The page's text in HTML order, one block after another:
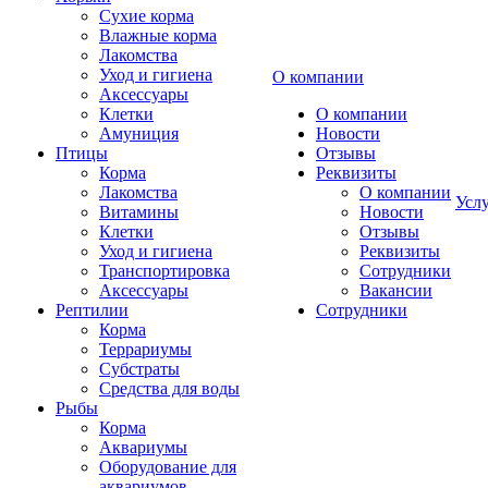
Сухие корма
Влажные корма
Лакомства
Уход и гигиена
Аксессуары
Клетки
Амуниция
Птицы
Корма
Лакомства
Витамины
Клетки
Уход и гигиена
Транспортировка
Аксессуары
Рептилии
Корма
Террариумы
Субстраты
Средства для воды
Рыбы
Корма
Аквариумы
Оборудование для
О компании
О компании
Новости
Отзывы
Реквизиты
О компании
Новости
Отзывы
Реквизиты
Сотрудники
Вакансии
Сотрудники